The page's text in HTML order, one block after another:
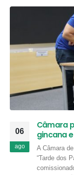
06
ago
Câmara
gincana
A Câmara
“Tarde dos